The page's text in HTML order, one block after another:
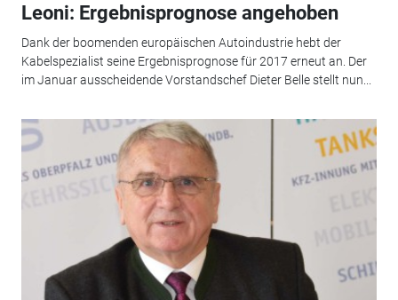
Leoni: Ergebnisprognose angehoben
Dank der boomenden europäischen Autoindustrie hebt der
Kabelspezialist seine Ergebnisprognose für 2017 erneut an. Der
im Januar ausscheidende Vorstandschef Dieter Belle stellt nun...